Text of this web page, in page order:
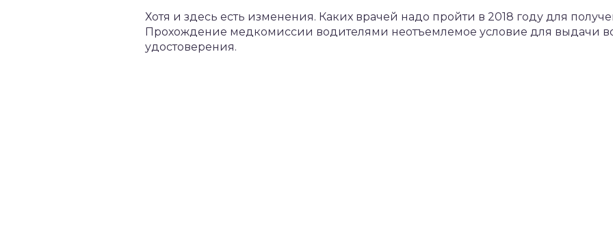
Хотя и здесь есть изменения. Каких врачей надо пройти в 2018 году для
Прохождение медкомиссии водителями неотъемлемое условие для выдачи
удостоверения.